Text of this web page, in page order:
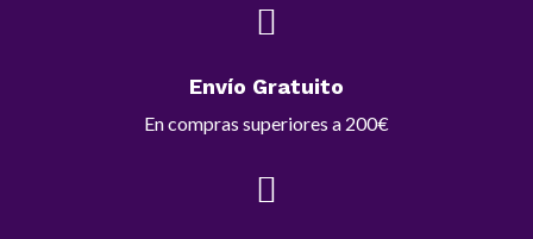

Envío Gratuito
En compras superiores a 200€
